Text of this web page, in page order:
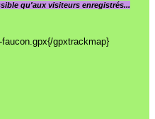
qu'aux visiteurs enregistrés...
gpxtrackmap}